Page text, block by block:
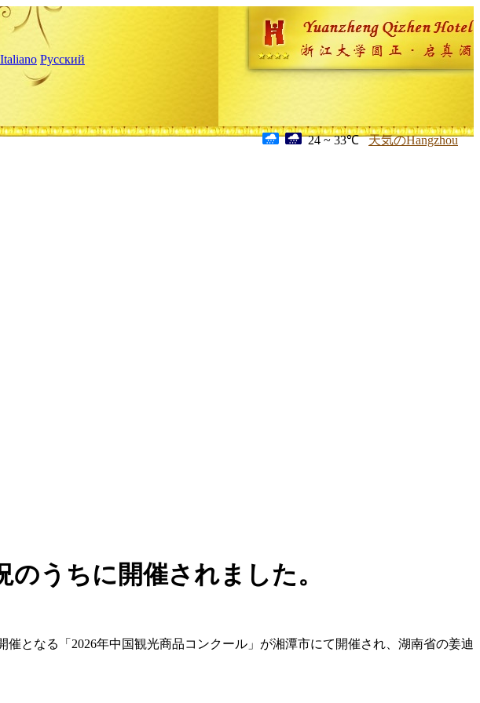
Italiano Русский
24 ~ 33℃ 天気のHangzhou
うちに開催されました。
となる「2026年中国観光商品コンクール」が湘潭市にて開催され、湖南省の姜迪